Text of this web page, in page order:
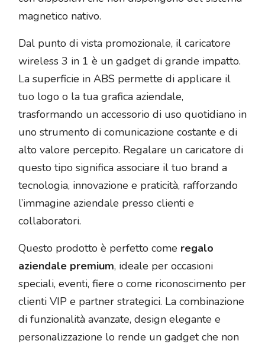
magnetico nativo.
Dal punto di vista promozionale, il caricatore
wireless 3 in 1 è un gadget di grande impatto.
La superficie in ABS permette di applicare il
tuo logo o la tua grafica aziendale,
trasformando un accessorio di uso quotidiano in
uno strumento di comunicazione costante e di
alto valore percepito. Regalare un caricatore di
questo tipo significa associare il tuo brand a
tecnologia, innovazione e praticità, rafforzando
l’immagine aziendale presso clienti e
collaboratori.
Questo prodotto è perfetto come regalo
aziendale premium, ideale per occasioni
speciali, eventi, fiere o come riconoscimento per
clienti VIP e partner strategici. La combinazione
di funzionalità avanzate, design elegante e
personalizzazione lo rende un gadget che non